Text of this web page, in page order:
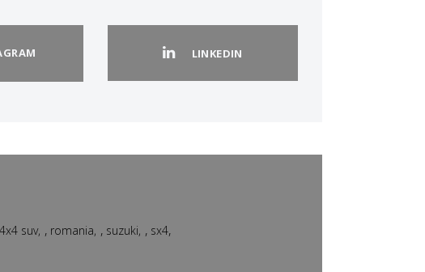
LINKEDIN
4x4 suv , romania , suzuki , sx4,